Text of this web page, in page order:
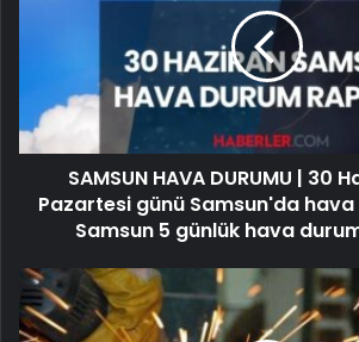
SAMSUN HAVA DURUMU | 30
Pazartesi günü Samsun'da hava
Samsun 5 günlük hava